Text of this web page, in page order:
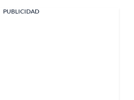
PUBLICIDAD